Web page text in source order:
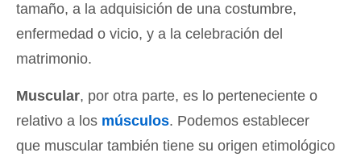
tamaño, a la adquisición de una costumbre,
enfermedad o vicio, y a la celebración del
matrimonio.
Muscular, por otra parte, es lo perteneciente o
relativo a los músculos. Podemos establecer
que muscular también tiene su origen etimológico